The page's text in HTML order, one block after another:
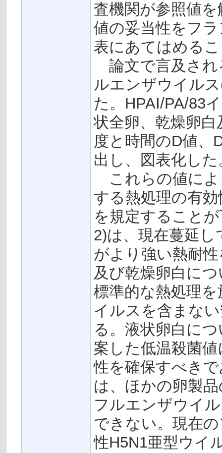
査機関が参照値
値の妥当性をフ
表にあてはめる
論文で言及され
ルエンザウイル
た。HPAI/PA/83
状全卵、乾燥卵
度と時間のD値、
出し、図表化した
これらの値によ
する熱処理の有
を規定すること
2)は、現在蔓延
がより強い熱耐
及び乾燥卵白に
標準的な熱処理
イルスを含まな
る。液状卵白に
案した低温殺菌
性を確保すべき
は、ほかの卵製
フルエンザウイ
できない。現在
性H5N1亜型ウイ